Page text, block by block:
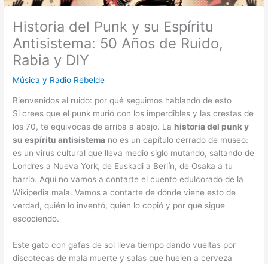
Historia del Punk y su Espíritu
Antisistema: 50 Años de Ruido,
Rabia y DIY
Música y Radio Rebelde
Bienvenidos al ruido: por qué seguimos hablando de esto
Si crees que el punk murió con los imperdibles y las crestas de
los 70, te equivocas de arriba a abajo. La historia del punk y
su espíritu antisistema no es un capítulo cerrado de museo:
es un virus cultural que lleva medio siglo mutando, saltando de
Londres a Nueva York, de Euskadi a Berlín, de Osaka a tu
barrio. Aquí no vamos a contarte el cuento edulcorado de la
Wikipedia mala. Vamos a contarte de dónde viene esto de
verdad, quién lo inventó, quién lo copió y por qué sigue
escociendo.
Este gato con gafas de sol lleva tiempo dando vueltas por
discotecas de mala muerte y salas que huelen a cerveza